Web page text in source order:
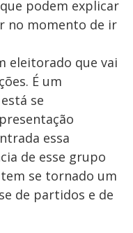
podem explicar
no momento de ir
eleitorado que vai
É um
se
essa
de esse grupo
se tornado um
de partidos e de